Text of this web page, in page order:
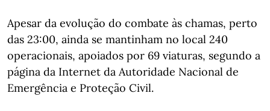
Apesar da evolução do combate às chamas, perto
das 23:00, ainda se mantinham no local 240
operacionais, apoiados por 69 viaturas, segundo a
página da Internet da Autoridade Nacional de
Emergência e Proteção Civil.